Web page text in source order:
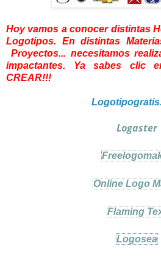
Hoy vamos a conocer distintas
Logotipos. En distintas
Proyectos... necesitamos
impactantes. Ya sabes clic
CREAR!!!
Logaster
Online Logo
Flaming
Logosea